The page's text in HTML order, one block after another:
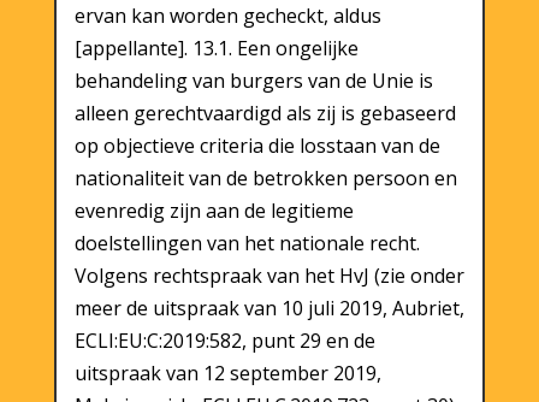
ervan kan worden gecheckt, aldus
[appellante]. 13.1. Een ongelijke
behandeling van burgers van de Unie is
alleen gerechtvaardigd als zij is gebaseerd
op objectieve criteria die losstaan van de
nationaliteit van de betrokken persoon en
evenredig zijn aan de legitieme
doelstellingen van het nationale recht.
Volgens rechtspraak van het HvJ (zie onder
meer de uitspraak van 10 juli 2019, Aubriet,
ECLI:EU:C:2019:582, punt 29 en de
uitspraak van 12 september 2019,